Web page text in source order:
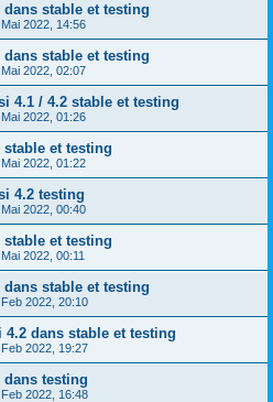
stable et testing
2022, 14:56
stable et testing
2022, 02:07
4.1 / 4.2 stable et testing
2022, 01:26
et testing
2022, 01:22
4.2 testing
2022, 00:40
et testing
2022, 00:11
stable et testing
2022, 20:10
dans stable et testing
2022, 19:27
testing
2022, 16:48